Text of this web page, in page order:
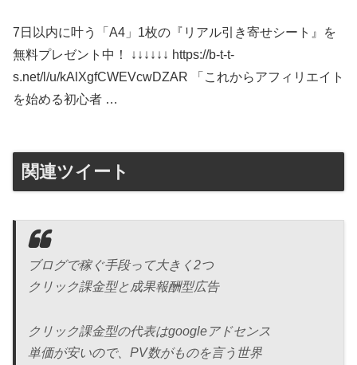
7日以内に叶う「A4」1枚の『リアル引き寄せシート』を
無料プレゼント中！ ↓↓↓↓↓↓ https://b-t-t-
s.net/l/u/kAlXgfCWEVcwDZAR 「これからアフィリエイト
を始める初心者 …
関連ツイート
ブログで稼ぐ手段って大きく2つ
クリック課金型と成果報酬型広告
クリック課金型の代表はgoogleアドセンス
単価が安いので、PV数がものを言う世界